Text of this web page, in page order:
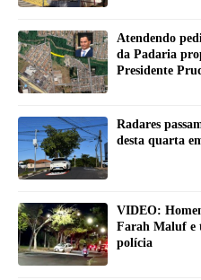
Atendendo
da Padaria
Presidente
Radares
desta quarta
VIDEO:
Farah Maluf e
polícia